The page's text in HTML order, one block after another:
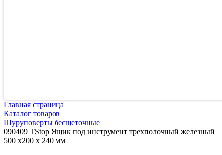
Главная страница
Каталог товаров
Шуруповерты бесщеточные
090409 TStop Ящик под инструмент трехполочный железный
500 х200 х 240 мм